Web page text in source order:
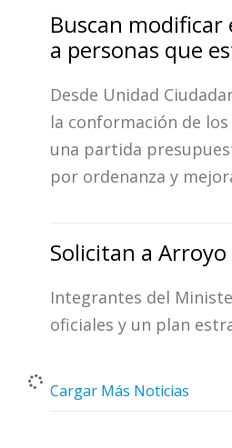
Buscan
a personas que
Desde Unidad
la conformación de
una partida
por ordenanza y
Solicitan a
Integrantes del
oficiales y un plan
Cargar Más Noticias